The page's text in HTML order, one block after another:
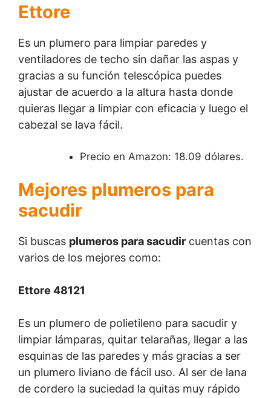
Ettore
Es un plumero para limpiar paredes y
ventiladores de techo sin dañar las aspas y
gracias a su función telescópica puedes
ajustar de acuerdo a la altura hasta donde
quieras llegar a limpiar con eficacia y luego el
cabezal se lava fácil.
Precio en Amazon: 18.09 dólares.
Mejores plumeros para
sacudir
Si buscas plumeros para sacudir cuentas con
varios de los mejores como:
Ettore 48121
Es un plumero de polietileno para sacudir y
limpiar lámparas, quitar telarañas, llegar a las
esquinas de las paredes y más gracias a ser
un plumero liviano de fácil uso. Al ser de lana
de cordero la suciedad la quitas muy rápido